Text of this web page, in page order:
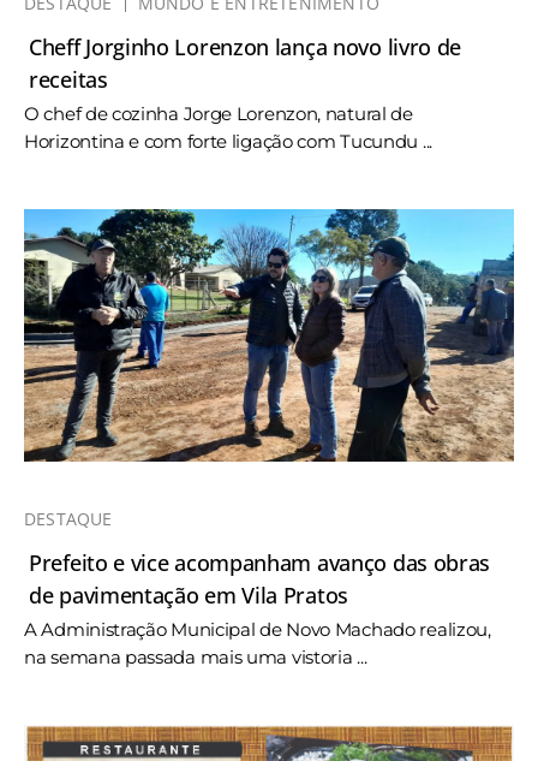
Cheff Jorginho Lorenzon lança novo livro de
receitas
O chef de cozinha Jorge Lorenzon, natural de
Horizontina e com forte ligação com Tucundu ...
DESTAQUE
Prefeito e vice acompanham avanço das obras
de pavimentação em Vila Pratos
A Administração Municipal de Novo Machado realizou,
na semana passada mais uma vistoria ...